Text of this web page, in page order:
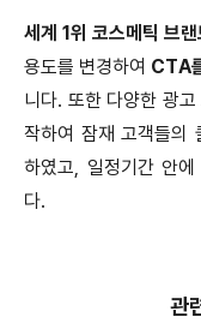
세계 1위 코스메틱 브
용도를 변경하여 CTA
니다. 또한 다양한 광
작하여 잠재 고객들의
하였고, 일정기간 안
다.
관